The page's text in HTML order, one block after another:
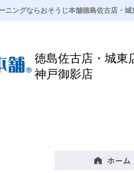
ニングならおそうじ本舗徳島佐古店・城
徳島佐古店・城東
神戸御影店